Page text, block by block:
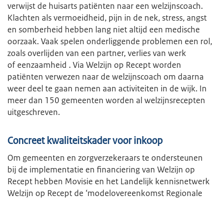
verwijst de huisarts patiënten naar een welzijnscoach.
Klachten als vermoeidheid, pijn in de nek, stress, angst
en somberheid hebben lang niet altijd een medische
oorzaak. Vaak spelen onderliggende problemen een rol,
zoals overlijden van een partner, verlies van werk
of eenzaamheid . Via Welzijn op Recept worden
patiënten verwezen naar de welzijnscoach om daarna
weer deel te gaan nemen aan activiteiten in de wijk. In
meer dan 150 gemeenten worden al welzijnsrecepten
uitgeschreven.
Concreet kwaliteitskader voor inkoop
Om gemeenten en zorgverzekeraars te ondersteunen
bij de implementatie en financiering van Welzijn op
Recept hebben Movisie en het Landelijk kennisnetwerk
Welzijn op Recept de ‘modelovereenkomst Regionale